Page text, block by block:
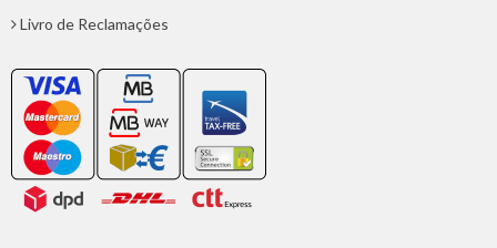
Livro de Reclamações